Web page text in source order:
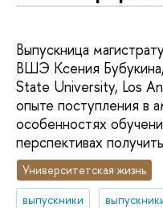
Выпускница
ВШЭ Ксения
State University, Los
опыте поступления в
особенностях
перспективах
Университетская жизнь
выпускники